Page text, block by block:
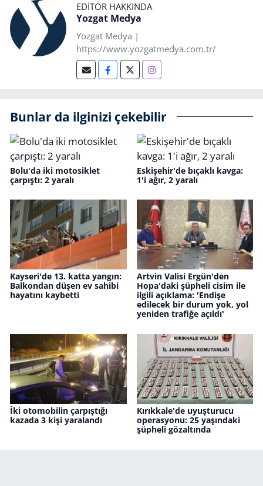
EDITÖR HAKKINDA
Yozgat Medya
Yozgat Medya |
https://www.yozgatmedya.com.tr/
Bunlar da ilginizi çekebilir
Bolu'da iki motosiklet
çarpıştı: 2 yaralı
Eskişehir'de bıçaklı kavga:
1'i ağır, 2 yaralı
Kayseri'de 13. katta yangın:
Balkondan düşen ev sahibi
hayatını kaybetti
Artvin Valisi Ergün'den
Hopa'daki şüpheli cisim ile
ilgili açıklama: 'Endişe
edilecek bir durum yok, yol
yeniden trafiğe açıldı'
İki otomobilin çarpıştığı
kazada 3 kişi yaralandı
Kırıkkale'de uyuşturucu
operasyonu: 25 yaşındaki
şüpheli gözaltında